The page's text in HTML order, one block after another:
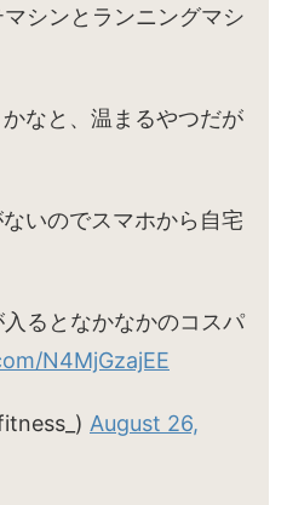
シンとランニングマシ
なと、温まるやつだが
いのでスマホから自宅
るとなかなかのコスパ
N4MjGzajEE
August 26,